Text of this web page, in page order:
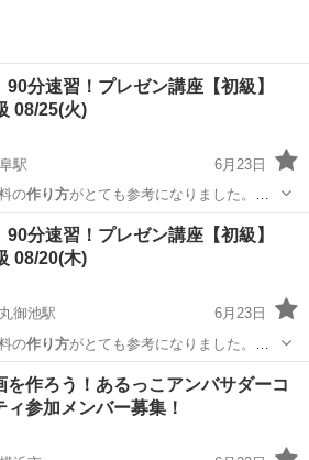
90分速習！プレゼン講座【初級】
08/25(火)
駅
6月23日
） ・資料の作り方がとても参考になりました。そ
セミナー オンライン
90分速習！プレゼン講座【初級】
08/20(木)
御池駅
6月23日
） ・資料の作り方がとても参考になりました。そ
池駅 セミナー
を作ろう！あるっこアンバサダーコ
ィ参加メンバー募集！